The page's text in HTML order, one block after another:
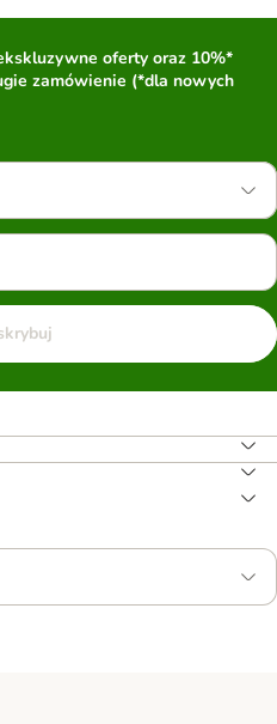
oferty oraz 10%*
zamówienie (*dla nowych